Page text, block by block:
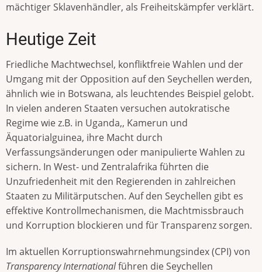
mächtiger Sklavenhändler, als Freiheitskämpfer verklärt.
Heutige Zeit
Friedliche Machtwechsel, konfliktfreie Wahlen und der
Umgang mit der Opposition auf den Seychellen werden,
ähnlich wie in Botswana, als leuchtendes Beispiel gelobt.
In vielen anderen Staaten versuchen autokratische
Regime wie z.B. in Uganda,, Kamerun und
Äquatorialguinea, ihre Macht durch
Verfassungsänderungen oder manipulierte Wahlen zu
sichern. In West- und Zentralafrika führten die
Unzufriedenheit mit den Regierenden in zahlreichen
Staaten zu Militärputschen. Auf den Seychellen gibt es
effektive Kontrollmechanismen, die Machtmissbrauch
und Korruption blockieren und für Transparenz sorgen.
Im aktuellen Korruptionswahrnehmungsindex (CPI) von
Transparency Internationalführen die Seychellen